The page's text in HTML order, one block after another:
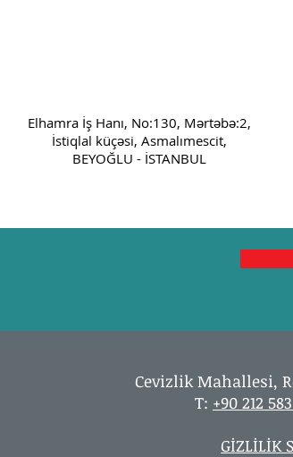
Elhamra İş Hanı, No:130, Mərtəbə:2,
İstiqlal küçəsi, Asmalımescit,
BEYOĞLU - İSTANBUL
Cevizlik Mahallesi,
T: +90 212
GİZLİLİK